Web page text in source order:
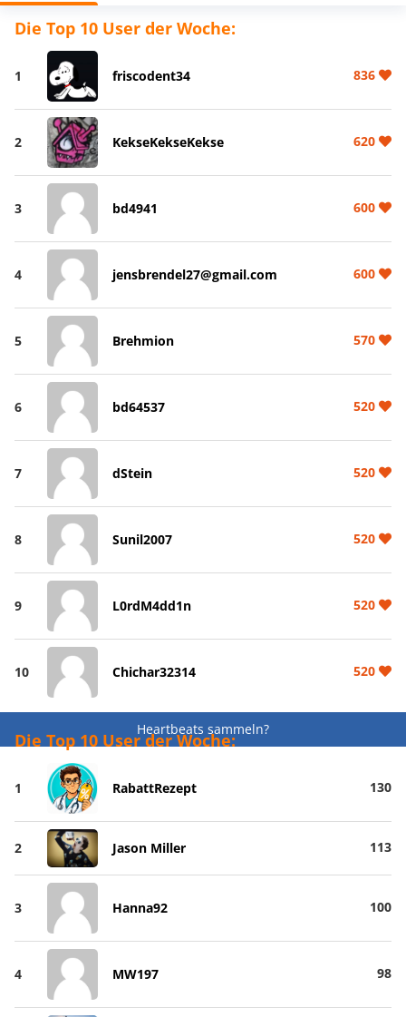
Die Top 10 User der Woche:
1 friscodent34 836
2 KekseKekseKekse 620
3 bd4941 600
4 jensbrendel27@gmail.com 600
5 Brehmion 570
6 bd64537 520
7 dStein 520
8 Sunil2007 520
9 L0rdM4dd1n 520
10 Chichar32314 520
Heartbeats sammeln?
Die Top 10 User der Woche:
1 RabattRezept 130
2 Jason Miller 113
3 Hanna92 100
4 MW197 98